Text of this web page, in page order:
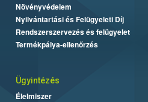
Növényvédelem
Nyilvántartási és Felügyeleti Díj
Rendszerszervezés és felügyelet
Termékpálya-ellenőrzés
Ügyintézés
Élelmiszer